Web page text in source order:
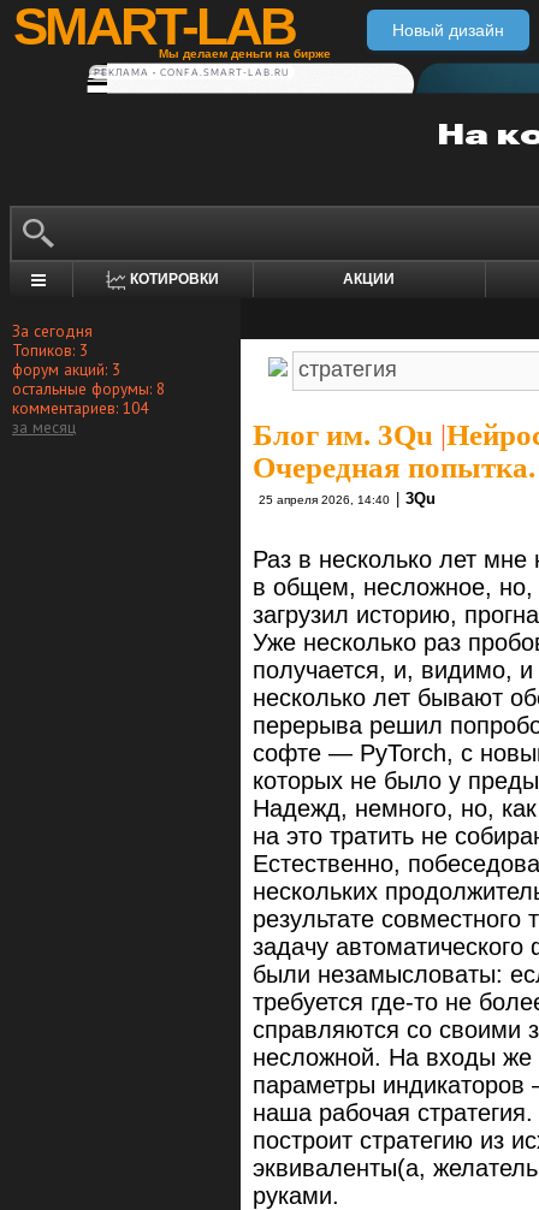
SMART-LAB
Мы делаем деньги на бирже
Новый дизайн
РЕКЛАМА • CONFA.SMART-LAB.RU
КОТИРОВКИ АКЦИИ
За сегодня
Топиков: 3
форум акций: 3
остальные форумы: 8
комментариев: 104
за месяц
Блог им. 3Qu |
Очередная попытка.
25 апреля 2026, 14:40 3Qu
Раз в несколько лет мне
в общем, несложное, но,
загрузил историю,
Уже несколько раз
получается, и, видимо,
несколько лет бывают
перерыва решил
софте — PyTorch, с
которых не было у
Надежд, немного, но,
на это тратить не
Естественно,
нескольких
результате
задачу
были незамысловаты:
требуется где-то не
справляются со своими
несложной. На входы
параметры
наша рабочая
построит стратегию из
эквиваленты(а,
руками.